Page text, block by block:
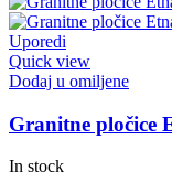
Uporedi
Quick view
Dodaj u omiljene
Granitne pločice
In stock